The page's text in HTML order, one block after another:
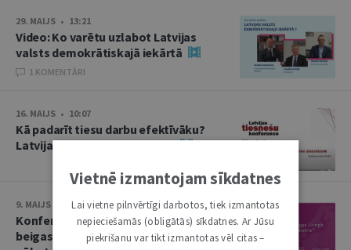
29. MAIJS • 13:21
Video: Ko varētu uzlabot Latvijas
valsts demokrātiskajā iekārtā
1 KOMENTĀRI
16. MAIJS • 10:07
Kā padarīt tiesu darbu efektīvāku?
Latvijas tiesnešu konference
9. MAIJS • 13:50
Konference “Otrā pasaules kara
beigas Eiropā un Baltija: nolaupītā
Vietnē izmantojam sīkdatnes
Lai vietne pilnvērtīgi darbotos, tiek izmantotas
nepieciešamās (obligātās) sīkdatnes. Ar Jūsu
piekrišanu var tikt izmantotas vēl citas –